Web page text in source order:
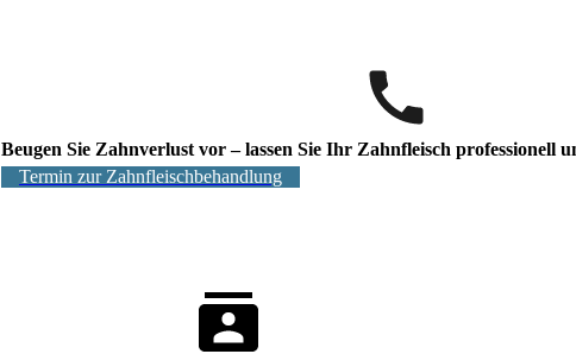
Beugen Sie Zahnverlust vor – lassen Sie Ihr Zahnfleisch professionell
Termin zur Zahnfleischbehandlung